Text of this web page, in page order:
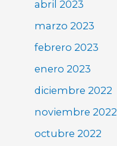
abril 2023
marzo 2023
febrero 2023
enero 2023
diciembre 2022
noviembre 2022
octubre 2022